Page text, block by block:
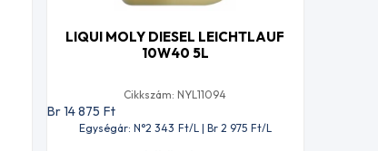
LIQUI MOLY DIESEL LEICHTLAUF
10W40 5L
Cikkszám: NYL11094
Br 14 875 Ft
Egységár: N°2 343 Ft/L | Br 2 975 Ft/L